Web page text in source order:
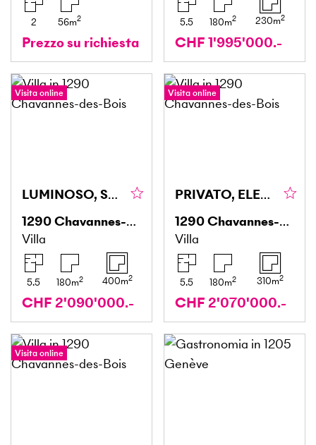
2 56m2
Prezzo su richiesta
5.5 180m2 230m2
CHF 1'995'000.-
Visita online
LUMINOSO, SPAZIOSO & CONFORTEVOLE
1290Chavannes-des-Bois
Villa
5.5 180m2 400m2
CHF 2'090'000.-
Visita online
PRIVATO, ELEGANTE & ADATTO ALLE FAMIGLIE
1290Chavannes-des-Bois
Villa
5.5 180m2 310m2
CHF 2'070'000.-
Visita online